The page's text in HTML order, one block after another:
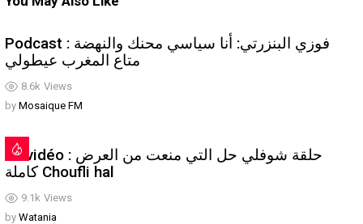
8.6k Views
Podcast : فوزي البنزرتي: أنا سياسي محنك والنهضة
متاع المغرب عيطولي
by Mosaique FM
9.1k Views
En vidéo : حلقة شوفلي حل التي منعت من العرض
كاملة Choufli hal
by Watania